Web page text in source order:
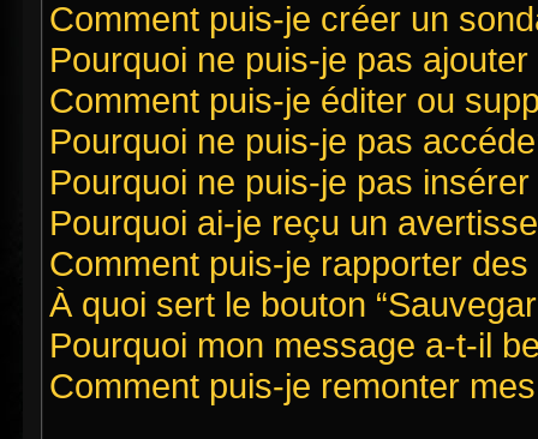
Comment puis-je créer un
Pourquoi ne puis-je pas
Comment puis-je éditer ou
Pourquoi ne puis-je pas
Pourquoi ne puis-je pas
Pourquoi ai-je reçu un
Comment puis-je rapporter
À quoi sert le bouton
Pourquoi mon message a-t-il
Comment puis-je remonter